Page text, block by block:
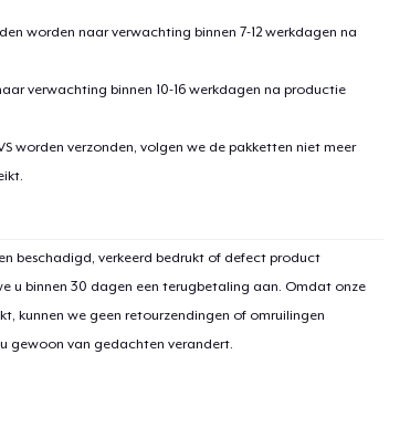
worden naar verwachting binnen 7-12 werkdagen na
verwachting binnen 10-16 werkdagen na productie
worden verzonden, volgen we de pakketten niet meer
beschadigd, verkeerd bedrukt of defect product
u binnen 30 dagen een terugbetaling aan. Omdat onze
kunnen we geen retourzendingen of omruilingen
gewoon van gedachten verandert.